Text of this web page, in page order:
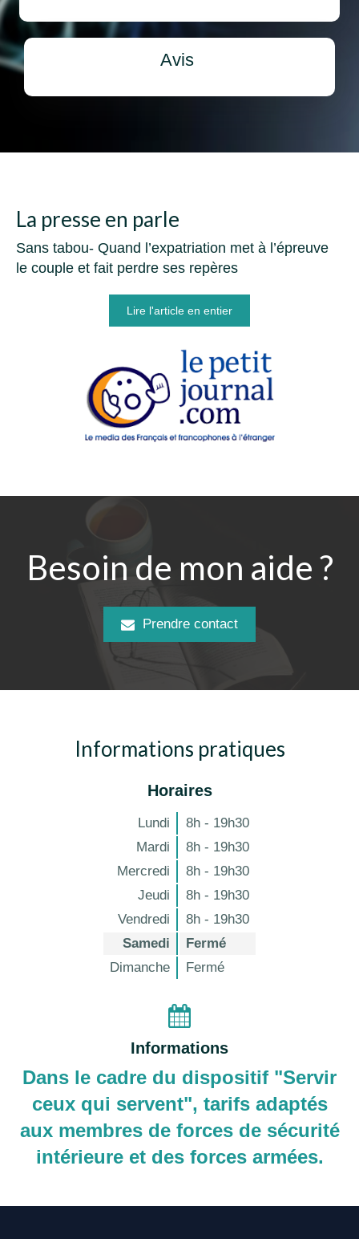
Avis
La presse en parle
Sans tabou- Quand l’expatriation met à l’épreuve
le couple et fait perdre ses repères
Lire l'article en entier
Besoin de mon aide ?
Prendre contact
Informations pratiques
Horaires
Lundi
8h - 19h30
Mardi
8h - 19h30
Mercredi
8h - 19h30
Jeudi
8h - 19h30
Vendredi
8h - 19h30
Samedi
Fermé
Dimanche
Fermé
Informations
Dans le cadre du dispositif "Servir
ceux qui servent", tarifs adaptés
aux membres de forces de sécurité
intérieure et des forces armées.